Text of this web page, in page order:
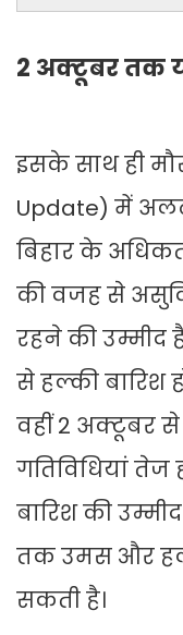
2 अक्टूबर तक
इसके साथ ही
Update) में
बिहार के
की वजह से
रहने की उम्मीद
से हल्की बारिश
वहीं 2 अक्टूबर
गतिविधियां तेज
बारिश की
तक उमस और
सकती है।